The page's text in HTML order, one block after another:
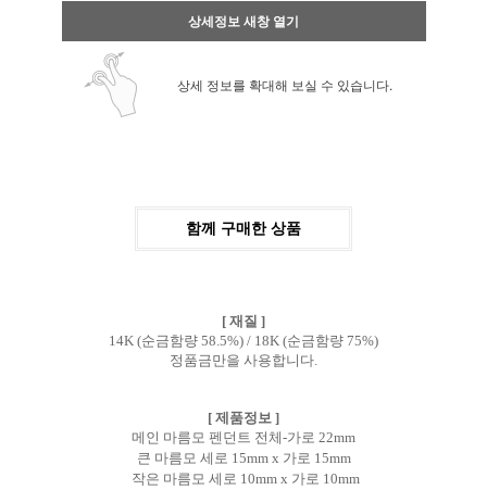
상세정보 새창 열기
상세 정보를 확대해 보실 수 있습니다.
함께 구매한 상품
[ 재질 ]
14K (순금함량 58.5%) / 18K (순금함량 75%)
정품금만을 사용합니다.
[ 제품정보 ]
메인 마름모 펜던트 전체-가로 22mm
큰 마름모 세로 15mm x 가로 15mm
작은 마름모 세로 10mm x 가로 10mm